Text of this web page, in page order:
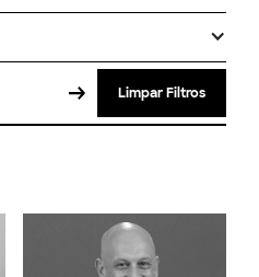
Limpar Filtros